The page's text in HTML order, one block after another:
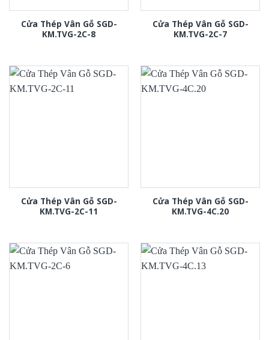
Cửa Thép Vân Gỗ SGD-
KM.TVG-2C-8
Cửa Thép Vân Gỗ SGD-
KM.TVG-2C-7
Cửa Thép Vân Gỗ SGD-
KM.TVG-2C-11
Cửa Thép Vân Gỗ SGD-
KM.TVG-4C.20